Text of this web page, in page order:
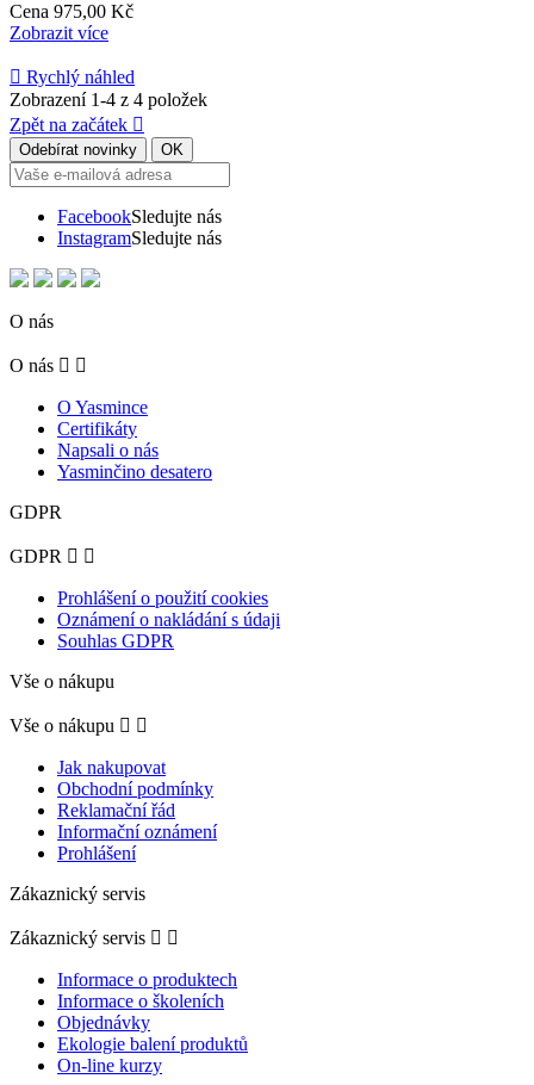
Cena 975,00 Kč
Zobrazit více
 Rychlý náhled
Zobrazení 1-4 z 4 položek
Zpět na začátek 
FacebookSledujte nás
InstagramSledujte nás
O nás
O nás  
O Yasmince
Certifikáty
Napsali o nás
Yasminčino desatero
GDPR
GDPR  
Prohlášení o použití cookies
Oznámení o nakládání s údaji
Souhlas GDPR
Vše o nákupu
Vše o nákupu  
Jak nakupovat
Obchodní podmínky
Reklamační řád
Informační oznámení
Prohlášení
Zákaznický servis
Zákaznický servis  
Informace o produktech
Informace o školeních
Objednávky
Ekologie balení produktů
On-line kurzy